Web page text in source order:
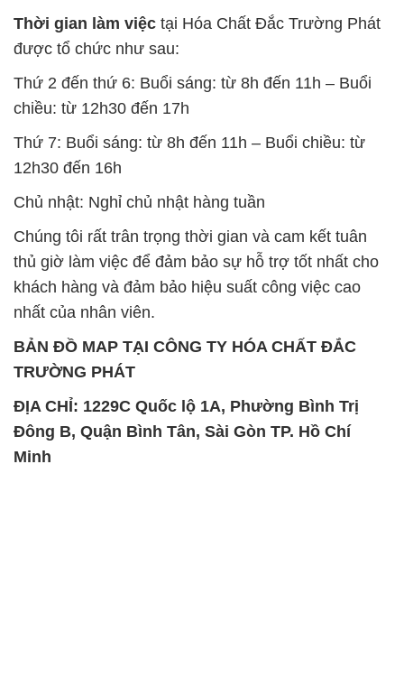
Thời gian làm việc tại Hóa Chất Đắc Trường Phát
được tổ chức như sau:
Thứ 2 đến thứ 6: Buổi sáng: từ 8h đến 11h – Buổi
chiều: từ 12h30 đến 17h
Thứ 7: Buổi sáng: từ 8h đến 11h – Buổi chiều: từ
12h30 đến 16h
Chủ nhật: Nghỉ chủ nhật hàng tuần
Chúng tôi rất trân trọng thời gian và cam kết tuân
thủ giờ làm việc để đảm bảo sự hỗ trợ tốt nhất cho
khách hàng và đảm bảo hiệu suất công việc cao
nhất của nhân viên.
BẢN ĐỒ MAP TẠI CÔNG TY HÓA CHẤT ĐẮC
TRƯỜNG PHÁT
ĐỊA CHỈ: 1229C Quốc lộ 1A, Phường Bình Trị
Đông B, Quận Bình Tân, Sài Gòn TP. Hồ Chí
Minh